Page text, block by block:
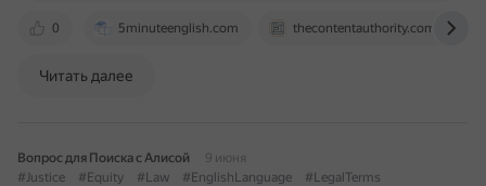
0 5minuteenglish.com thecontentauthority.com
Читать далее
Вопрос для Поиска с Алисой
9 июня
#Justice
#Equity #Law #EnglishLanguage
#LegalTerms